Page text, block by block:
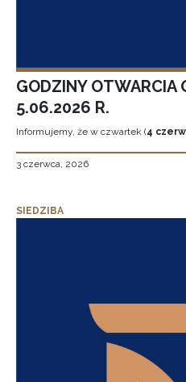
GODZINY OTWARCIA
5.06.2026 R.
Informujemy, że w czwartek (4
3 czerwca, 2026
SIEDZIBA